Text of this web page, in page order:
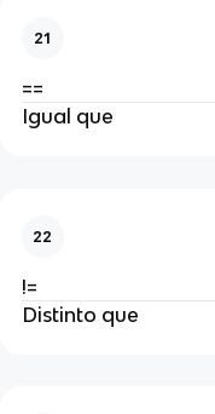
21
==
Igual que
22
!=
Distinto que